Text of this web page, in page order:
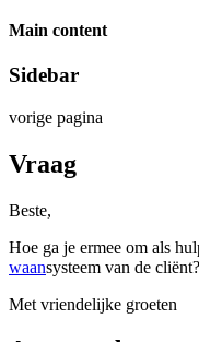
Main content
Sidebar
vorige pagina
Vraag
Beste,
Hoe ga je ermee om als
waansysteem van de cliënt?
Met vriendelijke groeten